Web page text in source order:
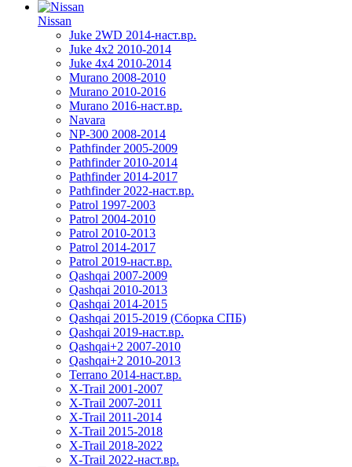
Nissan
Juke 2WD 2014-наст.вр.
Juke 4x2 2010-2014
Juke 4x4 2010-2014
Murano 2008-2010
Murano 2010-2016
Murano 2016-наст.вр.
Navara
NP-300 2008-2014
Pathfinder 2005-2009
Pathfinder 2010-2014
Pathfinder 2014-2017
Pathfinder 2022-наст.вр.
Patrol 1997-2003
Patrol 2004-2010
Patrol 2010-2013
Patrol 2014-2017
Patrol 2019-наст.вр.
Qashqai 2007-2009
Qashqai 2010-2013
Qashqai 2014-2015
Qashqai 2015-2019 (Сборка СПБ)
Qashqai 2019-наст.вр.
Qashqai+2 2007-2010
Qashqai+2 2010-2013
Terrano 2014-наст.вр.
X-Trail 2001-2007
X-Trail 2007-2011
X-Trail 2011-2014
X-Trail 2015-2018
X-Trail 2018-2022
X-Trail 2022-наст.вр.